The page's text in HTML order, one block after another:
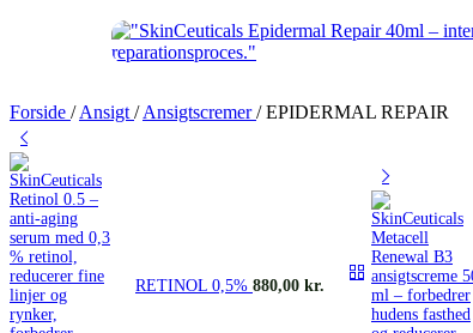
Forside / Ansigt / Ansigtscremer/ EPIDERMAL REPAIR
RETINOL 0,5% 880,00 kr.